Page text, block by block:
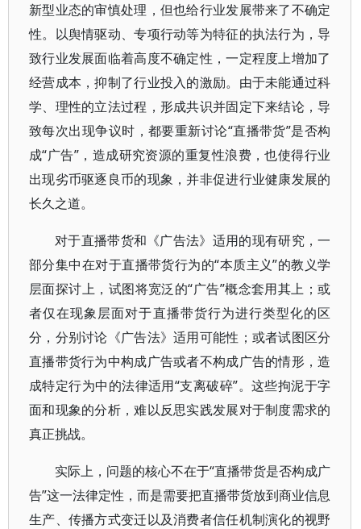
新型业态的审慎处理，但也给行业发展带来了不确定
性。以舆情驱动、专项行动等为特征的执法行为，导
致行业发展面临着高度不确定性，一定程度上增加了
经营成本，抑制了行业投入的激励。由于未能通过科
学、理性的立法过程，形成共识并固定下来结论，导
致每次出现争议时，都要重新讨论“直播带货”是否构
成“广告”，造成研究资源的重复性浪费，也使得行业
出现劣币驱逐良币的现象，并非促进行业健康发展的
长久之道。
对于直播带货和《广告法》适用的现有研究，一
部分集中在对于直播带货行为的“本质主义”的教义学
层面探讨上，试图将宽泛的“广告”概念套用其上；或
者仅在现象层面对于直播带货行为进行类型化的区
分，分别讨论《广告法》适用可能性；或者试图区分
直播带货行为中构成广告或者不构成广告的情形，造
成特定行为中的法律适用“支离破碎”。这些拘泥于字
面和现象的分析，难以反思实践发展对于制度需求的
真正挑战。
实际上，问题的核心不在于“直播带货是否构成广
告”这一法律定性，而是需要把直播带货放到商业信息
生产、传播方式变迁以及消费者信任机制演化的视野